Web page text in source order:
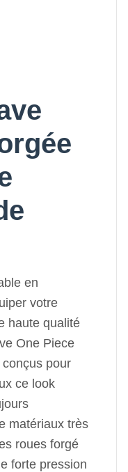
en
votre
haute qualité
One Piece
pour
ce look
matériaux très
roues forgé
forte pression